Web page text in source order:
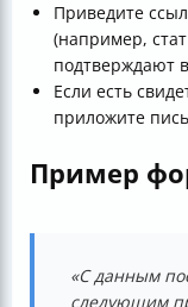
Приведите
(например,
подтверждают
Если есть
приложите
Пример
«С данным
следующим